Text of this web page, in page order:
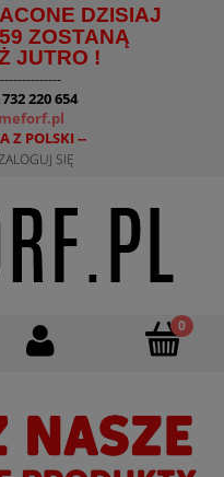
DZISIAJ
ZOSTANĄ
JUTRO !
220 654
Z POLSKI --
SIĘ